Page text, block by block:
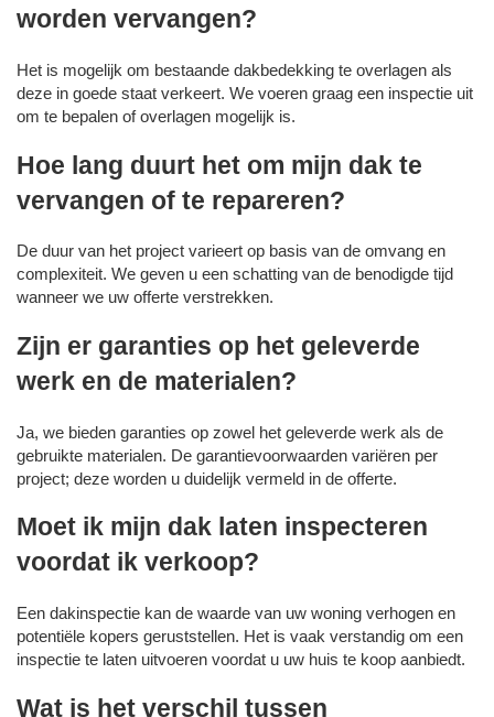
worden vervangen?
Het is mogelijk om bestaande dakbedekking te overlagen als
deze in goede staat verkeert. We voeren graag een inspectie uit
om te bepalen of overlagen mogelijk is.
Hoe lang duurt het om mijn dak te
vervangen of te repareren?
De duur van het project varieert op basis van de omvang en
complexiteit. We geven u een schatting van de benodigde tijd
wanneer we uw offerte verstrekken.
Zijn er garanties op het geleverde
werk en de materialen?
Ja, we bieden garanties op zowel het geleverde werk als de
gebruikte materialen. De garantievoorwaarden variëren per
project; deze worden u duidelijk vermeld in de offerte.
Moet ik mijn dak laten inspecteren
voordat ik verkoop?
Een dakinspectie kan de waarde van uw woning verhogen en
potentiële kopers geruststellen. Het is vaak verstandig om een
inspectie te laten uitvoeren voordat u uw huis te koop aanbiedt.
Wat is het verschil tussen